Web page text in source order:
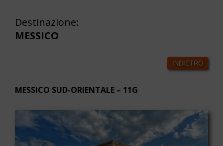
Destinazione:
MESSICO
INDIETRO
MESSICO SUD-ORIENTALE – 11G